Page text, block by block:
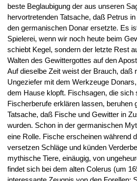
beste Beglaubigung der aus unseren
hervortretenden Tatsache, daß Petrus
den germanischen Donar ersetzte. Es
Spielerei, wenn wir noch heute beim
schiebt Kegel, sondern der letzte Rest
Walten des Gewittergottes auf den
Auf dieselbe Zeit weist der Brauch, daß
Ungeziefer mit dem Werkzeuge
dem Hause klopft. Fischsagen, die sich
Fischerberufe erklären lassen, beruhen
Tatsache, daß Fische und Gewitter in
wurden. Schon in der germanischen
eine Rolle. Fische erscheinen während
versetzen Schläge und künden
mythische Tiere, einäugig, von
findet sich bei dem alten Colerus (um